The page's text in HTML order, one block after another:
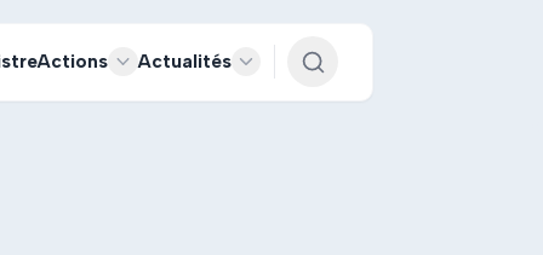
Actions Actualités